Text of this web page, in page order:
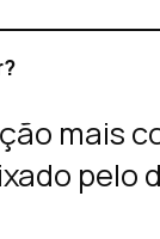
mais